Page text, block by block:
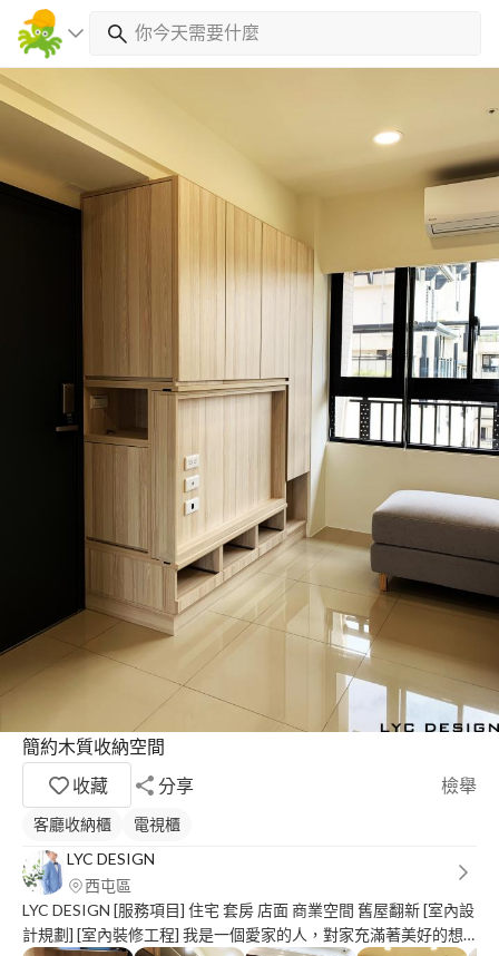
簡約木質收納空間
收藏
分享 檢舉
客廳收納櫃
電視櫃
LYC DESIGN
西屯區
LYC DESIGN [服務項目] 住宅 套房 店面 商業空間 舊屋翻新 [室內設
計規劃] [室內裝修工程] 我是一個愛家的人，對家充滿著美好的想